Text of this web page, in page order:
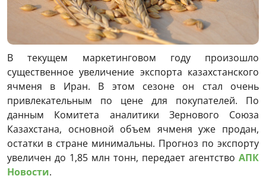
В текущем маркетинговом году произошло
существенное увеличение экспорта казахстанского
ячменя в Иран. В этом сезоне он стал очень
привлекательным по цене для покупателей. По
данным Комитета аналитики Зернового Союза
Казахстана, основной объем ячменя уже продан,
остатки в стране минимальны. Прогноз по экспорту
увеличен до 1,85 млн тонн, передает агентство АПК
Новости.